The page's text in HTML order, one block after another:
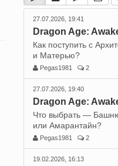
27.07.2026, 19:41
Dragon Age:
Как поступить с
и Матерью?
Pegas1981 2
27.07.2026, 19:40
Dragon Age:
Что выбрать —
или Амарантайн?
Pegas1981 2
19.02.2026, 16:13